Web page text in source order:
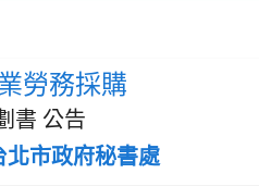
招標公告 | 案號：115013 | 公開
務 | 招標方式：公開取得報
勞務採購
書 公告
北市政府秘書處